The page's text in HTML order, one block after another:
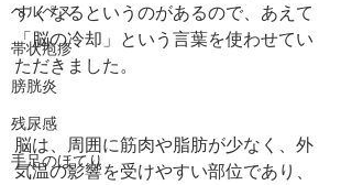
ヘルペス
帯状疱疹
膀胱炎
残尿感
手足のほてり
すくなるというのがあるので、あえて
「脳の冷却」という言葉を使わせてい
ただきました。
脳は、周囲に筋肉や脂肪が少なく、外
気温の影響を受けやすい部位であり、